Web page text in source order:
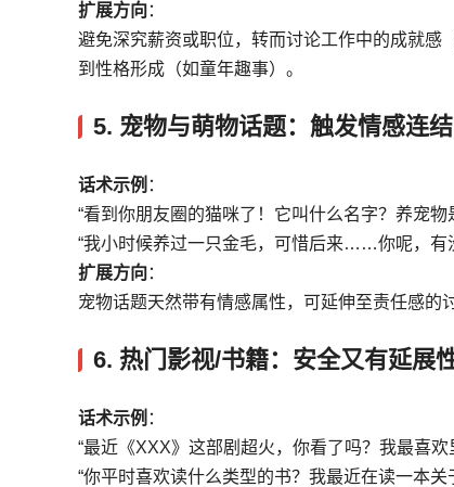
扩展方向 ：
避免深究薪资或职位，转而讨论工作中的成就感
到性格形成（如童年趣事）。
5. 宠物与萌物话题：触发情感连结
话术示例 ：
“看到你朋友圈的猫咪了！它叫什么名字？养宠物
“我小时候养过一只金毛，可惜后来……你呢，有
扩展方向 ：
宠物话题天然带有情感属性，可延伸至责任感的
6. 热门影视/书籍：安全又有延展
话术示例 ：
“最近《XXX》这部剧超火，你看了吗？我最喜欢
“你平时喜欢读什么类型的书？我最近在读一本